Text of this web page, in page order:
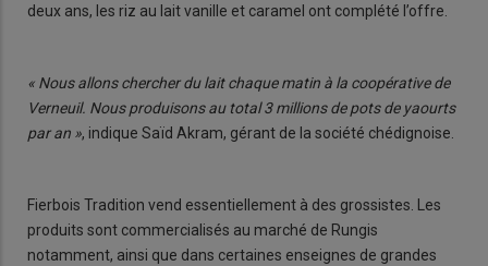
deux ans, les riz au lait vanille et caramel ont complété l’offre.
« Nous allons chercher du lait chaque matin à la coopérative de
Verneuil. Nous produisons au total 3 millions de pots de yaourts
par an », indique Saïd Akram, gérant de la société chédignoise.
Fierbois Tradition vend essentiellement à des grossistes. Les
produits sont commercialisés au marché de Rungis
notamment, ainsi que dans certaines enseignes de grandes